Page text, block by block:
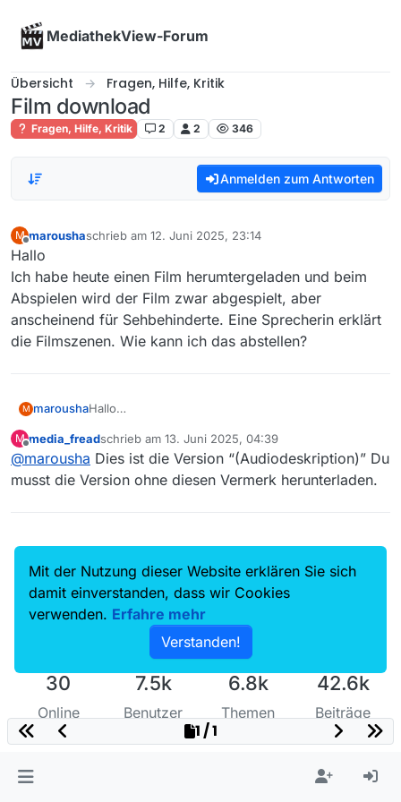
MediathekView-Forum
Übersicht Fragen, Hilfe, Kritik
Film download
Fragen, Hilfe, Kritik 2 2 346
Anmelden zum Antworten
M
Offline
maroushaschrieb am 12. Juni 2025, 23:14
zuletzt editiert von
Hallo
Ich habe heute einen Film herumtergeladen und beim
Abspielen wird der Film zwar abgespielt, aber
anscheinend für Sehbehinderte. Eine Sprecherin erklärt
die Filmszenen. Wie kann ich das abstellen?
M maroushaHallo
beim Abspielen wird der Film zwar abgespielt, aber
anscheinend für Sehbehinderte. Eine Sprecherin
erklärt die Filmszenen. Wie kann ich das abstellen?
M media_freadschrieb am 13. Juni 2025, 04:39
zuletzt editiert von
@marousha Dies ist die Version “(Audiodeskription)” Du
musst die Version ohne diesen Vermerk herunterladen.
30
Online
7.5k
Benutzer
6.8k
Themen
42.6k
Beiträge
1 / 1
Mit der Nutzung dieser Website erklären Sie sich
damit einverstanden, dass wir Cookies
verwenden. Erfahre mehr
Verstanden!